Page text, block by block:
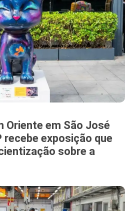
Oriente em São José
recebe exposição que
sobre a